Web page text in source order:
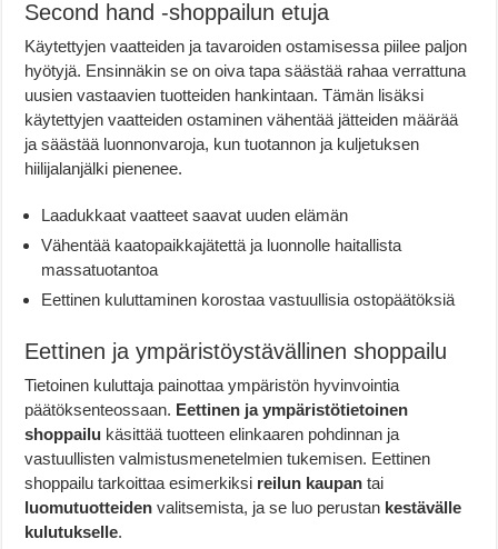
Second hand -shoppailun etuja
Käytettyjen vaatteiden ja tavaroiden ostamisessa piilee paljon
hyötyjä. Ensinnäkin se on oiva tapa säästää rahaa verrattuna
uusien vastaavien tuotteiden hankintaan. Tämän lisäksi
käytettyjen vaatteiden ostaminen vähentää jätteiden määrää
ja säästää luonnonvaroja, kun tuotannon ja kuljetuksen
hiilijalanjälki pienenee.
Laadukkaat vaatteet saavat uuden elämän
Vähentää kaatopaikkajätettä ja luonnolle haitallista
massatuotantoa
Eettinen kuluttaminen korostaa vastuullisia ostopäätöksiä
Eettinen ja ympäristöystävällinen shoppailu
Tietoinen kuluttaja painottaa ympäristön hyvinvointia
päätöksenteossaan. Eettinen ja ympäristötietoinen
shoppailu käsittää tuotteen elinkaaren pohdinnan ja
vastuullisten valmistusmenetelmien tukemisen. Eettinen
shoppailu tarkoittaa esimerkiksi reilun kaupan tai
luomutuotteiden valitsemista, ja se luo perustan kestävälle
kulutukselle.